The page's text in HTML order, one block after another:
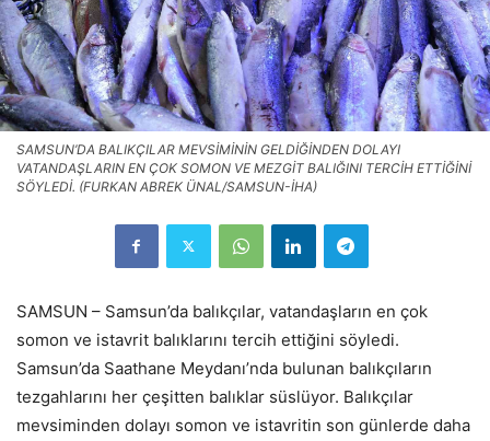
SAMSUN’DA BALIKÇILAR MEVSİMİNİN GELDİĞİNDEN DOLAYI
VATANDAŞLARIN EN ÇOK SOMON VE MEZGİT BALIĞINI TERCİH ETTİĞİNİ
SÖYLEDİ. (FURKAN ABREK ÜNAL/SAMSUN-İHA)
SAMSUN – Samsun’da balıkçılar, vatandaşların en çok
somon ve istavrit balıklarını tercih ettiğini söyledi.
Samsun’da Saathane Meydanı’nda bulunan balıkçıların
tezgahlarını her çeşitten balıklar süslüyor. Balıkçılar
mevsiminden dolayı somon ve istavritin son günlerde daha